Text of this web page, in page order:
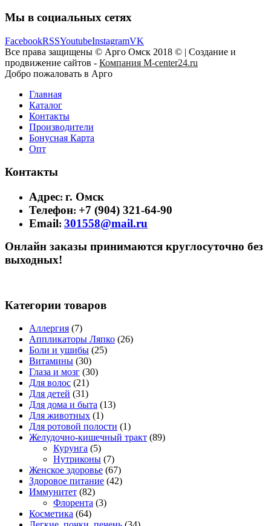
Мы в социальных сетях
FacebookRSSYoutubeInstagramVK
Все права защищены © Арго Омск 2018 © | Создание и
продвижение сайтов - Компания M-center24.ru
Добро пожаловать в Арго
Главная
Каталог
Контакты
Производители
Бонусная Карта
Опт
Контакты
Адрес: г. Омск
Телефон: +7 (904) 321-64-90
Email: 301558@mail.ru
Онлайн заказы принимаются круглосуточно без
выходных!
Категории товаров
Аллергия (7)
Аппликаторы Ляпко (26)
Боли и ушибы (25)
Витамины (30)
Глаза и мозг (30)
Для волос (21)
Для детей (31)
Для дома и быта (13)
Для животных (1)
Для ротовой полости (1)
Желудочно-кишечный тракт (89)
Курунга (5)
Нутриконы (7)
Женское здоровье (67)
Здоровое питание (42)
Иммунитет (82)
Флорента (3)
Косметика (64)